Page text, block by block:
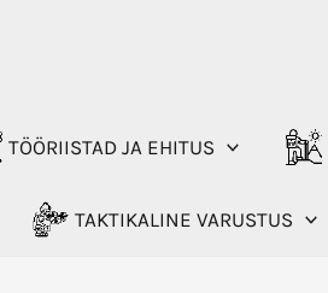
TÖÖRIISTAD JA EHITUS
TAKTIKALINE VARUSTUS